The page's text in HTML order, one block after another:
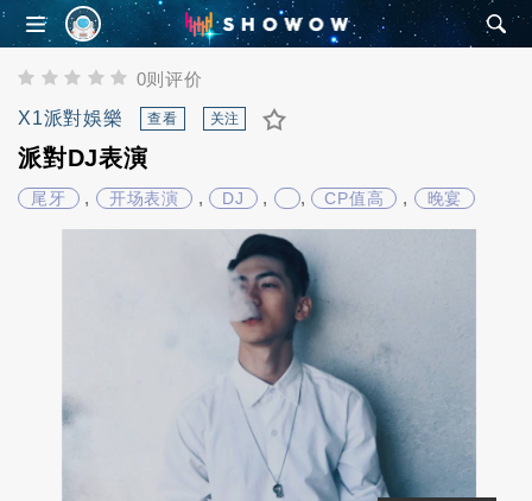
0则评价
X1派對娛樂
查看 关注
派對DJ表演
尾牙 , 开场表演 , DJ , , CP值高 , 晚宴